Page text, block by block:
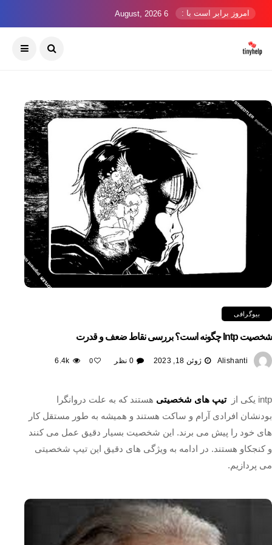
امروز برابر است با : 6 August, 2026
بیوگرافی
شخصیت Intp چگونه است؟ بررسی نقاط ضعف و قدرت
Alishanti ژوئن 18, 2023 0 نظر 0
6.4k
intp یکی از تیپ های شخصیتی هستند که به علت دروانگرا
بودنشان افرادی آرام و ساکت هستند و همیشه به طور مستقل کار
های خود را پیش می برند. این شخصیت بسیار دقیق عمل می کنند
و کنجکاو هستند. در ادامه به ویژگی های دقیق این تیپ شخصیتی
می پردازیم.